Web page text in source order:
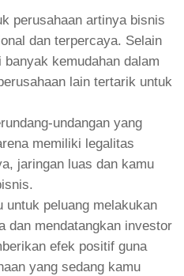
perusahaan artinya bisnis
dan terpercaya. Selain
kemudahan dalam
lain tertarik untuk
undangan yang
memiliki legalitas
jaringan luas dan kamu
untuk peluang melakukan
dan mendatangkan investor
efek positif guna
yang sedang kamu